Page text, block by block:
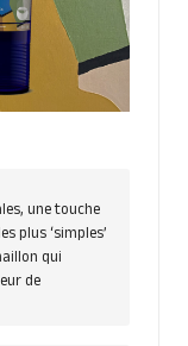
une touche
plus ‘simples’
qui
de